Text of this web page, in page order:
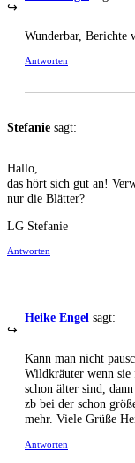
Wun­der­bar, Berich­te
Antworten
Stefanie sagt:
Hal­lo,
das hört sich gut an!
nur die Blätter?
LG Ste­fa­nie
Antworten
Heike Engel sagt:
Kann man nicht
Wild­kräu­ter wenn sie
schon älter sind,
zb bei der schon
mehr. Vie­le Grü­ße
Antworten